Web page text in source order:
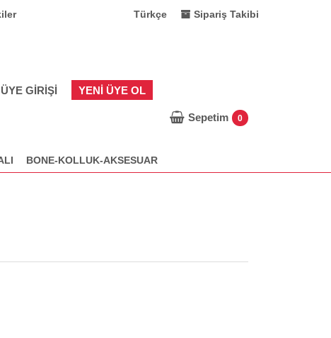
Sipariş Takibi
Türkçe
ÜYE GIRIŞI YENI ÜYE OL
Sepetim 0
BONE-KOLLUK-AKSESUAR